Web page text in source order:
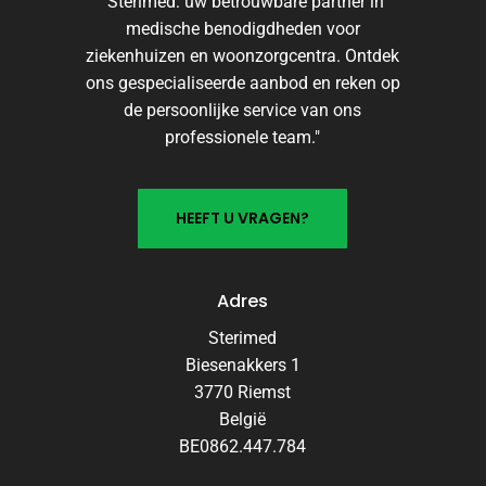
medische benodigdheden voor
ziekenhuizen en woonzorgcentra. Ontdek
ons gespecialiseerde aanbod en reken op
de persoonlijke service van ons
professionele team."
HEEFT U VRAGEN?
Adres
Sterimed
Biesenakkers 1
3770 Riemst
België
BE0862.447.784